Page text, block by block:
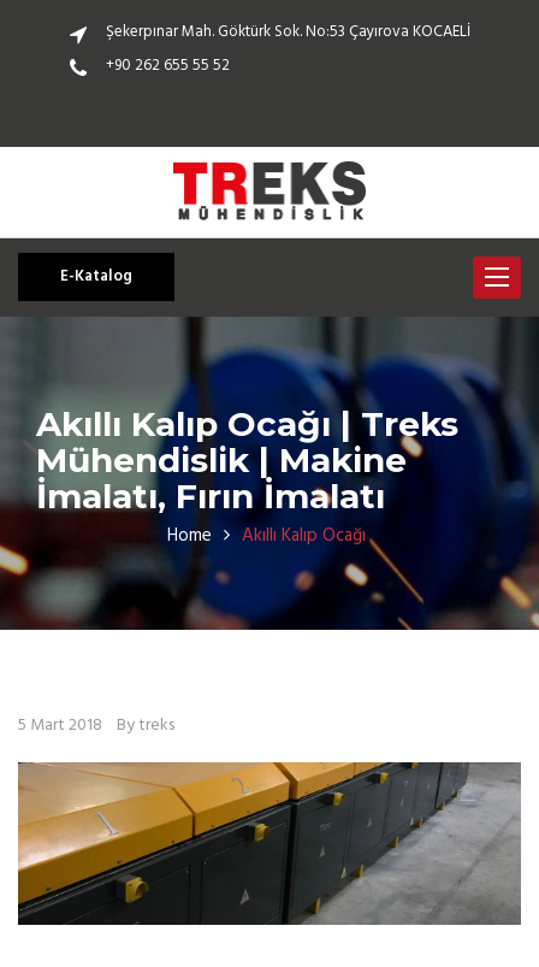
Şekerpınar Mah. Göktürk Sok. No:53 Çayırova KOCAELİ
+90 262 655 55 52
Toggle
E-Katalog
Akıllı Kalıp Ocağı | Treks
Mühendislik | Makine
İmalatı, Fırın İmalatı
Home Akıllı Kalıp Ocağı
5 Mart 2018 By treks